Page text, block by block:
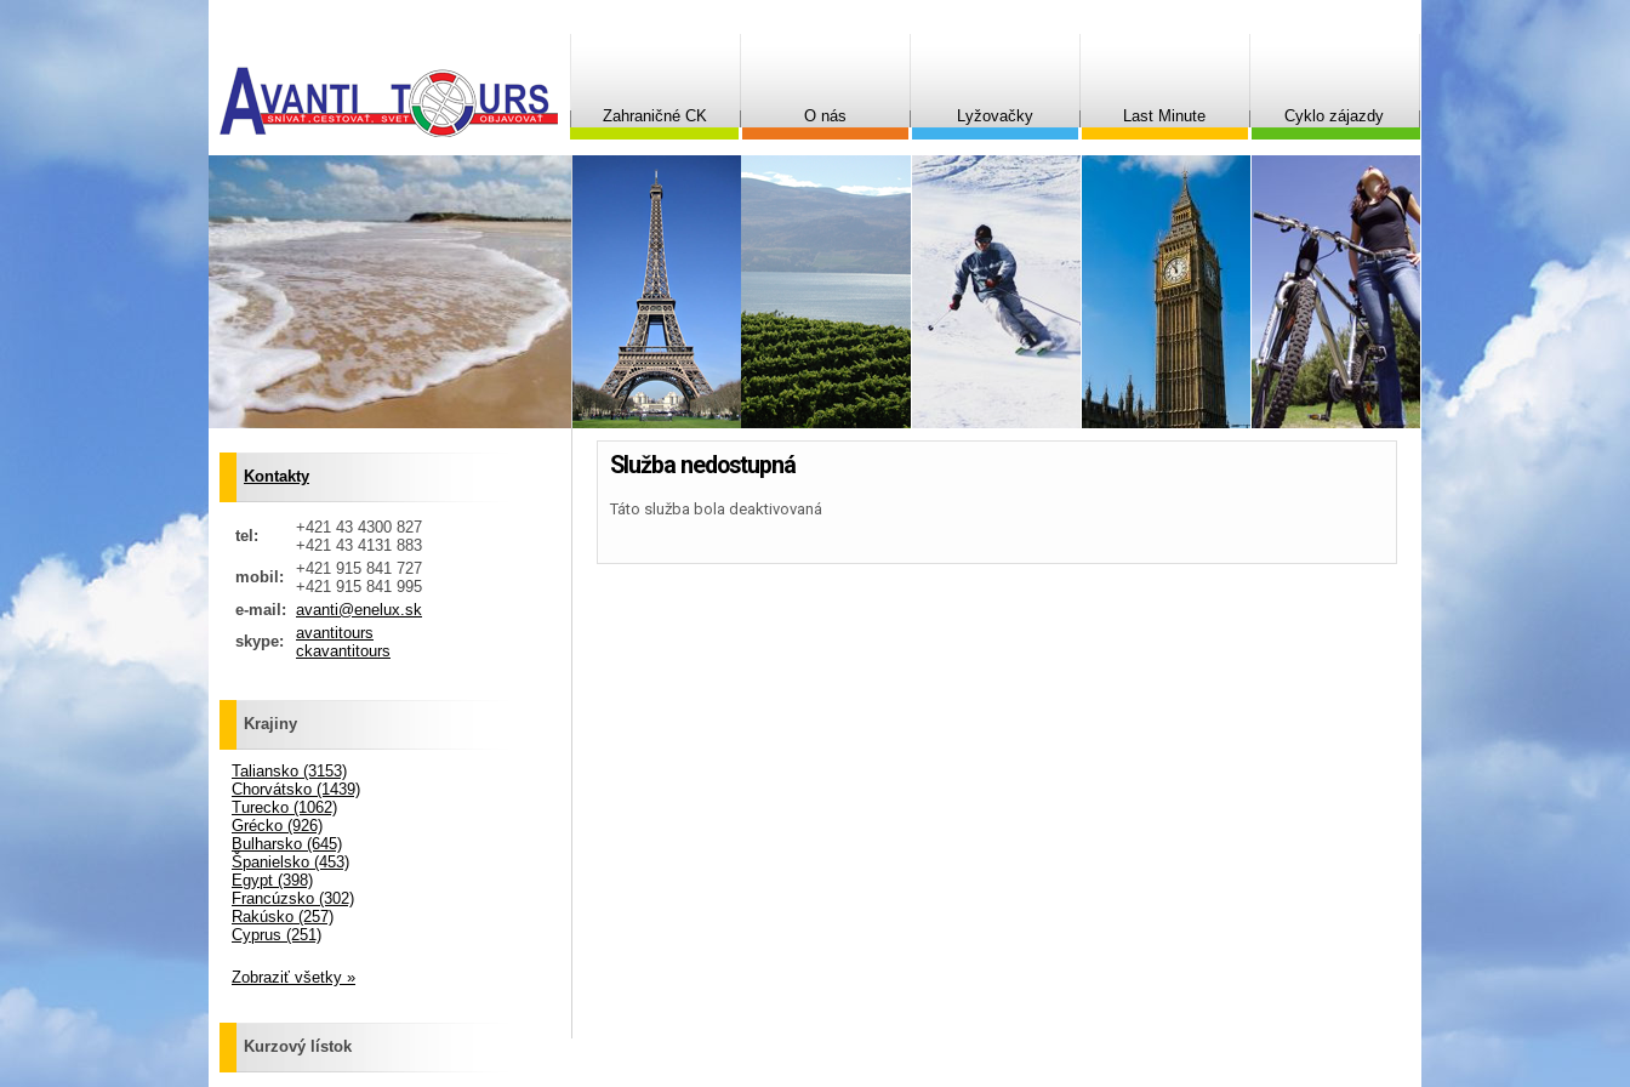
Zahraničné CK O nás Lyžovačky Last Minute Cyklo zájazdy
Kontakty
tel:
+421 43 4300 827
+421 43 4131 883
mobil:
+421 915 841 727
+421 915 841 995
e-mail: avanti@enelux.sk
skype:
avantitours
ckavantitours
Krajiny
Taliansko (3153)
Chorvátsko (1439)
Turecko (1062)
Grécko (926)
Bulharsko (645)
Španielsko (453)
Egypt (398)
Francúzsko (302)
Rakúsko (257)
Cyprus (251)
Zobraziť všetky »
Kurzový lístok